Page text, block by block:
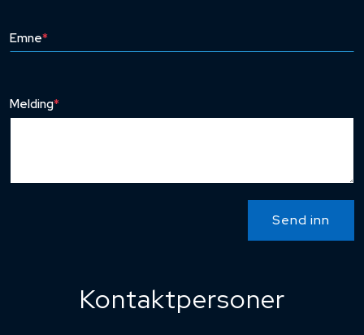
Emne*
Melding*
Send inn
Kontaktpersoner